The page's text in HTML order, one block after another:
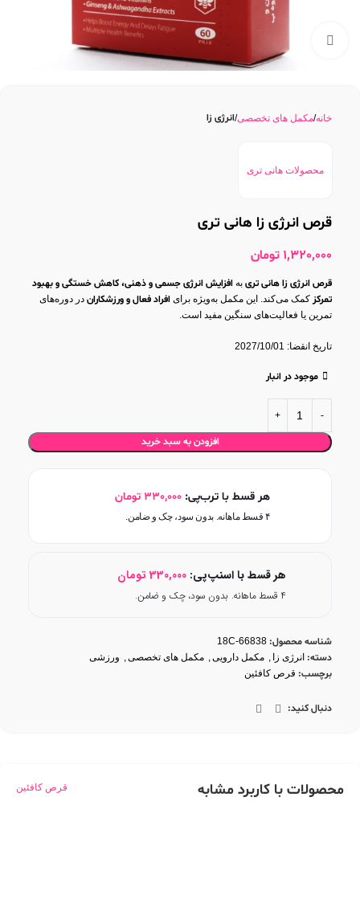
خانه مکمل های تخصصی انرژی زا
محصولات هانی تری
قرص انرژی زا هانی تری
1,320,000 تومان
قرص انرژی زا هانی تری به افزایش انرژی جسمی و ذهنی، کاهش خستگی و بهبود
تمرکز کمک می‌کند. این مکمل به‌ویژه برای افراد فعال و ورزشکاران در دوره‌های
تمرین یا فعالیت‌های سنگین مفید است.
تاریخ انقضا: 2027/10/01
موجود در انبار
افزودن به سبد خرید
هر قسط با ترب‌پی: 330,000 تومان
۴ قسط ماهانه. بدون سود، چک و ضامن.
هر قسط با اسنپ‌پی: 330,000 تومان
۴ قسط ماهانه. بدون سود، چک و ضامن.
شناسه محصول: 18C-66838
دسته: انرژی زا , مکمل دارویی, مکمل های تخصصی, ورزشی
برچسب: قرص کافئین
دنبال کنید:
محصولات با کاربرد مشابه قرص کافئین